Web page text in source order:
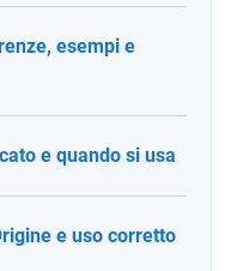
esempi e
e quando si usa
e uso corretto